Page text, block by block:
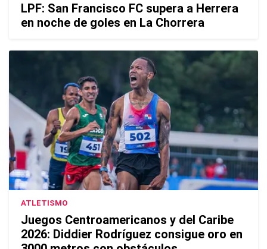
LPF: San Francisco FC supera a Herrera
en noche de goles en La Chorrera
ATLETISMO
Juegos Centroamericanos y del Caribe
2026: Diddier Rodríguez consigue oro en